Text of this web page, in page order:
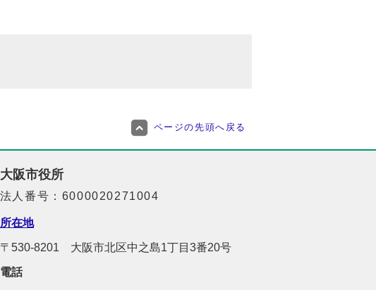
ページの先頭へ戻る
大阪市役所
法人番号：6000020271004
所在地
〒530-8201 大阪市北区中之島1丁目3番20号
電話